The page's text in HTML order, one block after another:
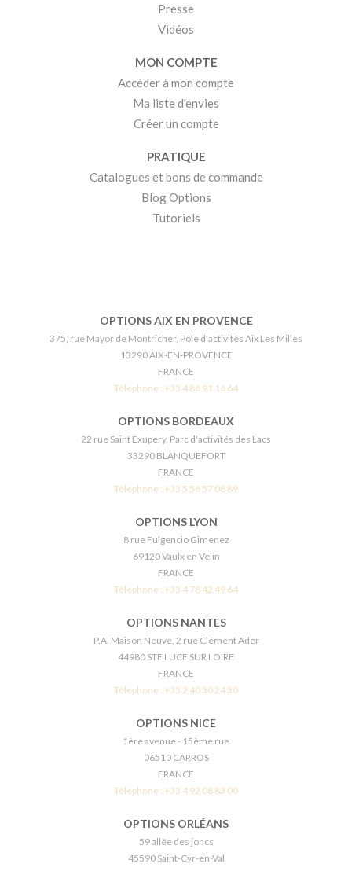
Presse
Vidéos
MON COMPTE
Accéder à mon compte
Ma liste d'envies
Créer un compte
PRATIQUE
Catalogues et bons de commande
Blog Options
Tutoriels
OPTIONS AIX EN PROVENCE
375, rue Mayor de Montricher, Pôle d'activités Aix Les Milles
13290 AIX-EN-PROVENCE
FRANCE
Téléphone : +33 4 86 91 16 64
OPTIONS BORDEAUX
22 rue Saint Exupery, Parc d'activités des Lacs
33290 BLANQUEFORT
FRANCE
Téléphone : +33 5 56 57 08 89
OPTIONS LYON
8 rue Fulgencio Gimenez
69120 Vaulx en Velin
FRANCE
Téléphone : +33 4 78 42 49 64
OPTIONS NANTES
P.A. Maison Neuve, 2 rue Clément Ader
44980 STE LUCE SUR LOIRE
FRANCE
Téléphone : +33 2 40 30 24 30
OPTIONS NICE
1ère avenue - 15ème rue
06510 CARROS
FRANCE
Téléphone : +33 4 92 08 83 00
OPTIONS ORLÉANS
59 allée des joncs
45590 Saint-Cyr-en-Val